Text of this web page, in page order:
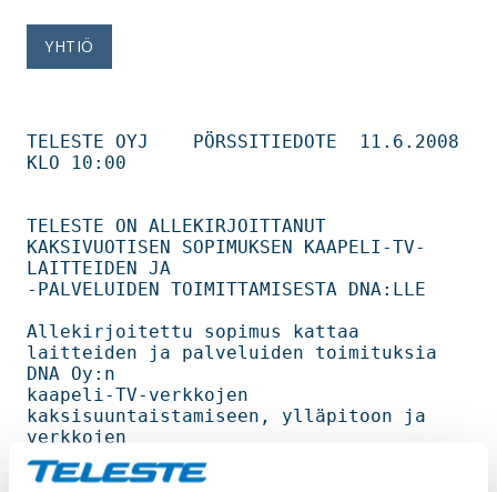
YHTIÖ
TELESTE OYJ    PÖRSSITIEDOTE  11.6.2008
KLO 10:00
TELESTE ON ALLEKIRJOITTANUT
KAKSIVUOTISEN SOPIMUKSEN KAAPELI-TV-
LAITTEIDEN JA
-PALVELUIDEN TOIMITTAMISESTA DNA:LLE
Allekirjoitettu sopimus kattaa
laitteiden ja palveluiden toimituksia
DNA Oy:n
kaapeli-TV-verkkojen
kaksisuuntaistamiseen, ylläpitoon ja
verkkojen
suunnitteluun sekä
päävahvistinlaitteistojen toimituksia